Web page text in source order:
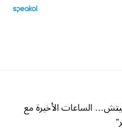
الساعات الأخيرة مع